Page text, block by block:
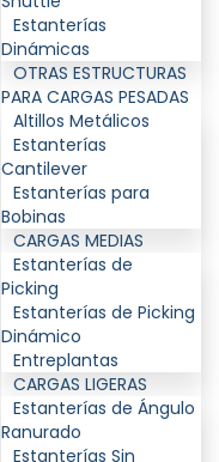
Estanterías
Dinámicas
OTRAS ESTRUCTURAS
PARA CARGAS PESADAS
Altillos Metálicos
Estanterías
Cantilever
Estanterías para
Bobinas
CARGAS MEDIAS
Estanterías de
Picking
Estanterías de Picking
Dinámico
Entreplantas
CARGAS LIGERAS
Estanterías de Ángulo
Ranurado
Estanterías Sin